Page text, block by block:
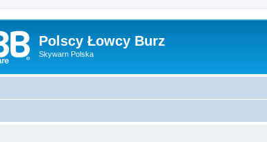
Polscy Łowcy Burz
Skywarn Polska